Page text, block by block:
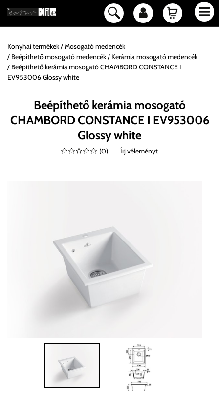
Konyhai termékek
Mosogató medencék
Beépíthető mosogató medencék
Kerámia mosogató medencék
Beépíthető kerámia mosogató CHAMBORD CONSTANCE I
EV953006 Glossy white
Beépíthető kerámia mosogató
CHAMBORD CONSTANCE I EV953006
Glossy white
(0) Írj véleményt